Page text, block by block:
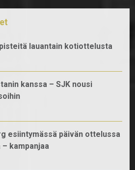
lauantain kotiottelusta
kanssa – SJK nousi
esiintymässä päivän ottelussa
kampanjaa